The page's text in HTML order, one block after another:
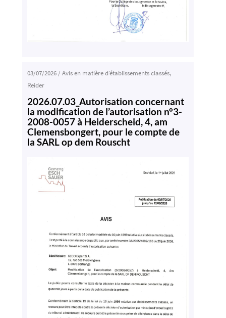
03/07/2026/Avis en matière d’établissements classés,
Reider
2026.07.03_Autorisation concernant
la modification de l’autorisation n°3-
2008-0057 à Heiderscheid, 4, am
Clemensbongert, pour le compte de
la SARL op dem Rouscht